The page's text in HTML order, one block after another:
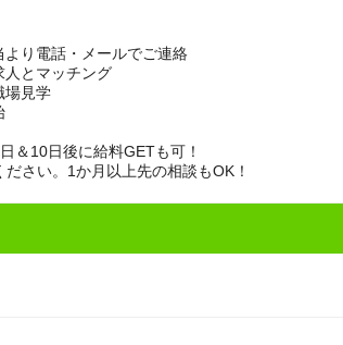
り電話・メールでご連絡
とマッチング
場見学
＆10日後に給料GETも可！
さい。1か月以上先の相談もOK！